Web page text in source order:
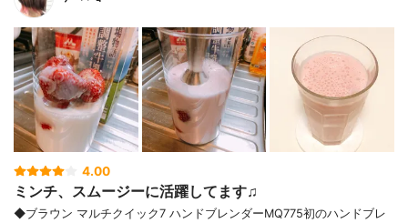
4.00
ミンチ、スムージーに活躍してます♫
◆ブラウン マルチクイック7 ハンドブレンダーMQ775初のハンドブレ